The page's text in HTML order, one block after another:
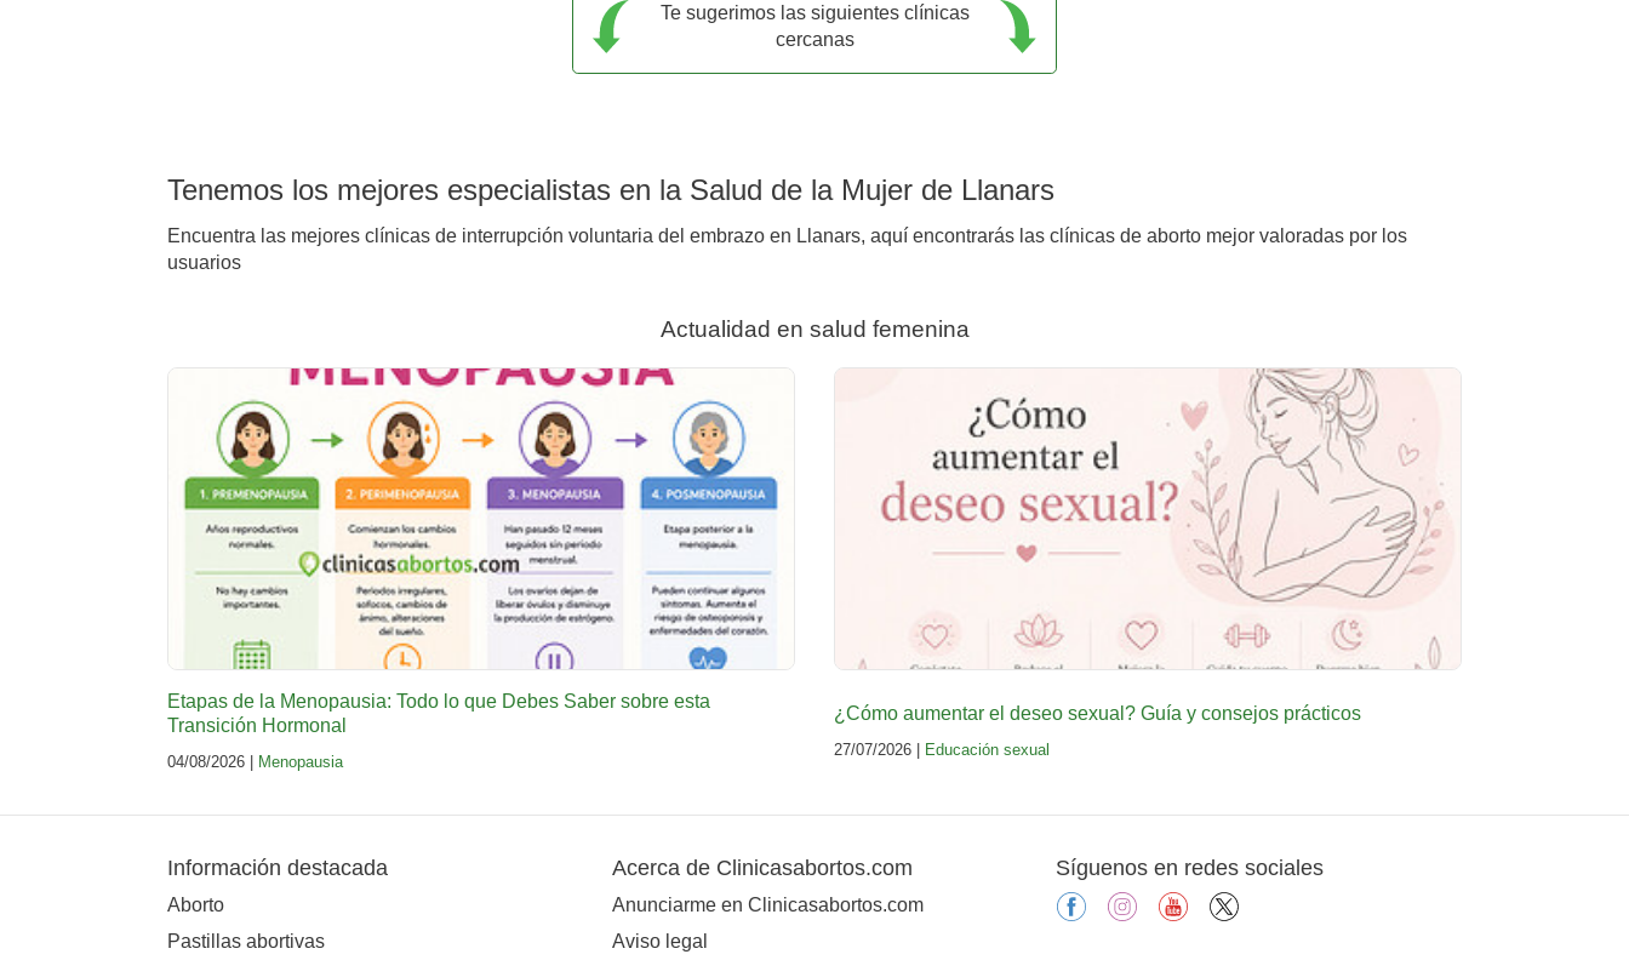
Te sugerimos las siguientes clínicas
cercanas
Tenemos los mejores especialistas en la Salud de la Mujer de Llanars
Encuentra las mejores clínicas de interrupción voluntaria del embrazo en Llanars, aquí encontrarás las clínicas de aborto mejor valoradas por los
usuarios
Actualidad en salud femenina
Etapas de la Menopausia: Todo lo que Debes Saber sobre esta
Transición Hormonal
04/08/2026 | Menopausia
¿Cómo aumentar el deseo sexual? Guía y consejos prácticos
27/07/2026 | Educación sexual
Información destacada
Aborto
Pastillas abortivas
Acerca de Clinicasabortos.com
Anunciarme en Clinicasabortos.com
Aviso legal
Síguenos en redes sociales
facebookinstagramyoutube